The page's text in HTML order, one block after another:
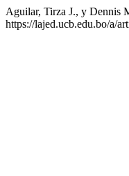
Aguilar, Tirza J., y Dennis
https://lajed.ucb.edu.bo/a/